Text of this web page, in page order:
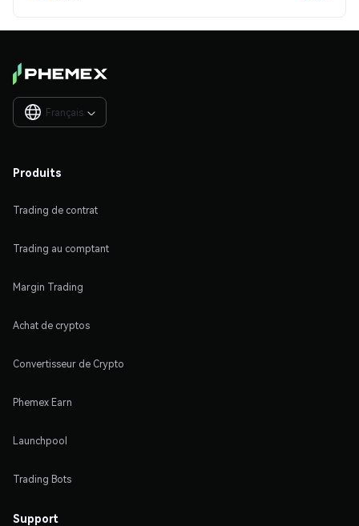
Français 
Produits
Trading de contrat
Trading au comptant
Margin Trading
Achat de cryptos
Convertisseur de Crypto
Phemex Earn
Launchpool
Trading Bots
Support